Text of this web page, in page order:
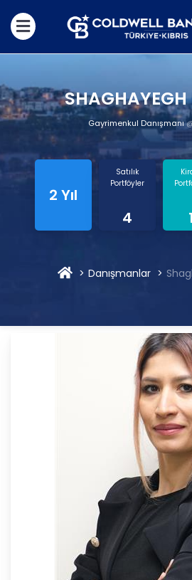
Gayrimenkul Danışmanı
2 Yıl
Satılık
Portföyler
4 1
Danışmanlar